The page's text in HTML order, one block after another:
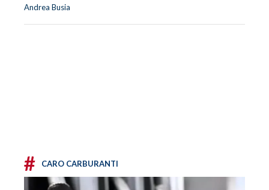
Andrea Busia
# CARO CARBURANTI